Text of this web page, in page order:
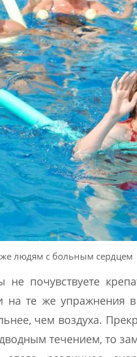
людям с больным сердцем
почувствуете
те же упражнения
чем воздуха.
течением, то